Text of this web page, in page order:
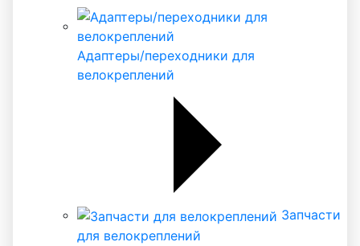
Адаптеры/переходники для
велокреплений
Запчасти
для велокреплений